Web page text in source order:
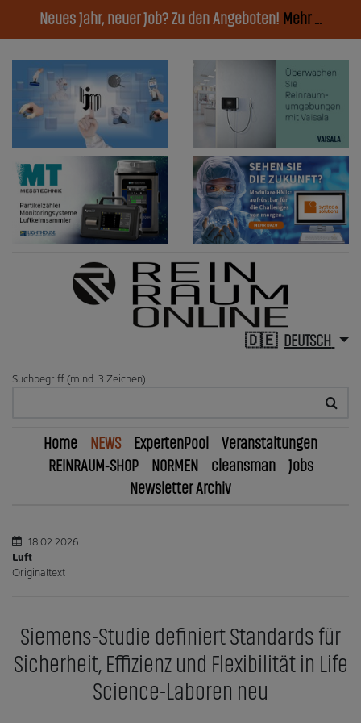
Neues Jahr, neuer Job? Zu den Angeboten! Mehr ...
DEUTSCH
Suchbegriff (mind. 3 Zeichen)
Home NEWS ExpertenPool
Veranstaltungen
REINRAUM-SHOP
NORMEN cleansman
Jobs
Newsletter Archiv
18.02.2026
Luft
Originaltext
Siemens-Studie definiert Standards für
Sicherheit, Effizienz und Flexibilität in Life
Science-Laboren neu